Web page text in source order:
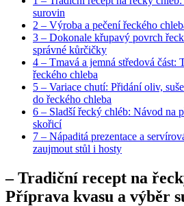
surovin
2 – Výroba a pečení řeckého
3 – Dokonale křupavý povrch
správné kůrčičky
4 – Tmavá a jemná středová část:
řeckého chleba
5 – Variace chutí: Přidání oliv,
do řeckého chleba
6 – Sladší řecký chléb: Návod na
skořicí
7 – Nápaditá prezentace a
zaujmout stůl i hosty
– Tradiční recept na
Příprava kvasu a výběr